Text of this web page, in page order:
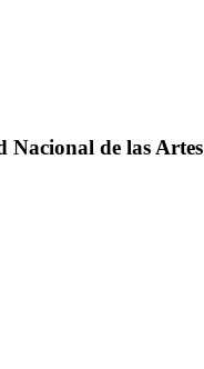
Nacional de las Artes